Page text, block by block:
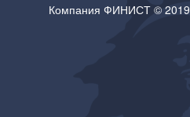
Компания ФИНИСТ © 2019